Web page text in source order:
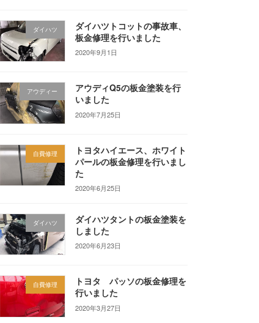
ダイハツ
ダイハツトコットの事故車、
板金修理を行いました
2020年9月1日
アウディー
アウディQ5の板金塗装を行
いました
2020年7月25日
自費修理
トヨタハイエース、ホワイト
パールの板金修理を行いまし
た
2020年6月25日
ダイハツ
ダイハツタントの板金塗装を
しました
2020年6月23日
自費修理
トヨタ パッソの板金修理を
行いました
2020年3月27日